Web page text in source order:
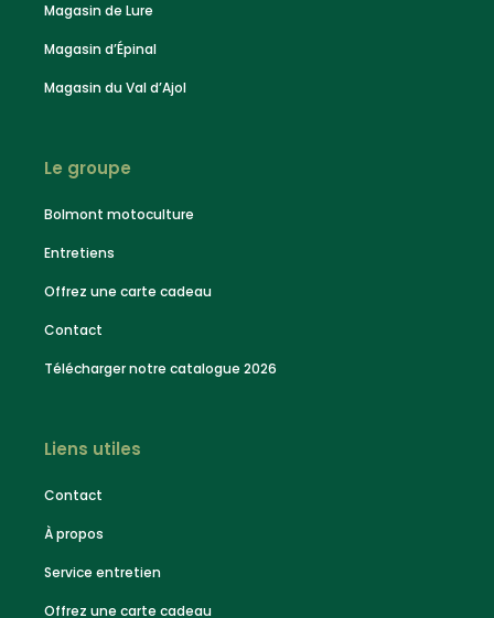
Magasin de Lure
Magasin d’Épinal
Magasin du Val d’Ajol
Le groupe
Bolmont motoculture
Entretiens
Offrez une carte cadeau
Contact
Télécharger notre catalogue 2026
Liens utiles
Contact
À propos
Service entretien
Offrez une carte cadeau